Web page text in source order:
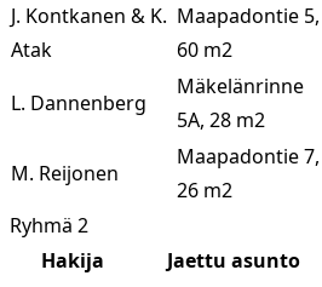
J. Kontkanen & K.
Atak
Maapadontie 5,
60 m2
L. Dannenberg
Mäkelänrinne
5A, 28 m2
M. Reijonen
Maapadontie 7,
26 m2
Ryhmä 2
Hakija
Jaettu asunto